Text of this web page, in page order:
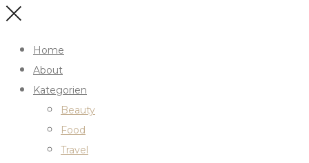
Home
About
Kategorien
Beauty
Food
Travel